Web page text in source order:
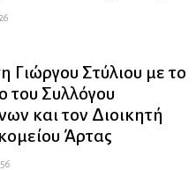
Γιώργου Στύλιου με το
του Συλλόγου
και τον Διοικητή
Άρτας